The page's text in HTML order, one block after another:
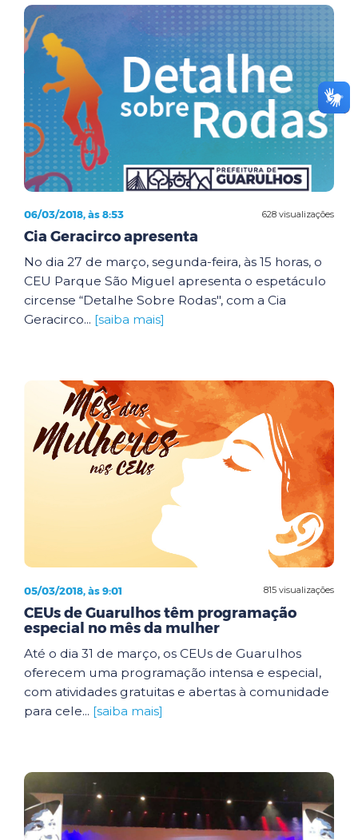
628 visualizações
06/03/2018, às 8:53
Cia Geracirco apresenta
No dia 27 de março, segunda-feira, às 15 horas, o
CEU Parque São Miguel apresenta o espetáculo
circense “Detalhe Sobre Rodas", com a Cia
Geracirco... [saiba mais]
815 visualizações
05/03/2018, às 9:01
CEUs de Guarulhos têm programação
especial no mês da mulher
Até o dia 31 de março, os CEUs de Guarulhos
oferecem uma programação intensa e especial,
com atividades gratuitas e abertas à comunidade
para cele... [saiba mais]